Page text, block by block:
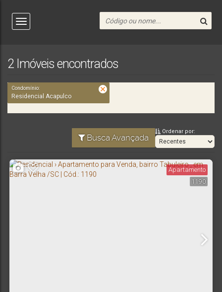
2 Imóveis encontrados
Condomínio:
Residencial Acapulco
Busca Avançada
Ordenar por:
1190
Apartamento